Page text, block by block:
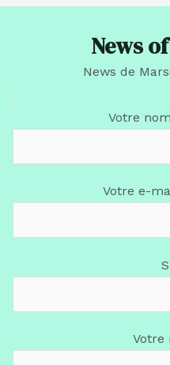
News
News de
Votre
Votre e-
Votre